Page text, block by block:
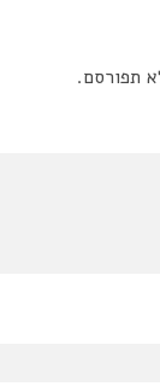
תפורסם.